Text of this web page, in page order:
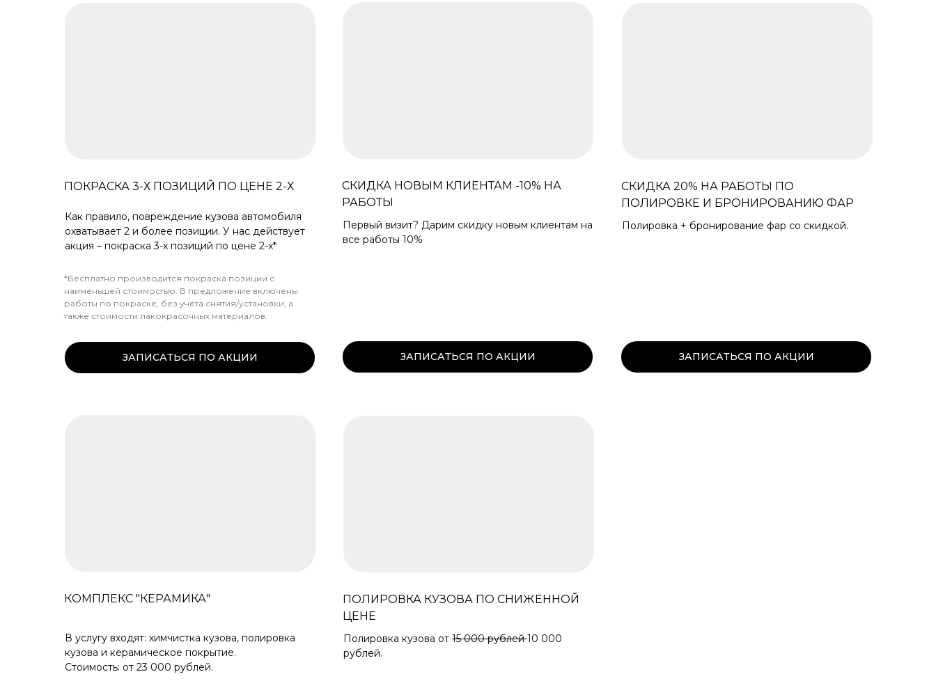
ЗАПИСАТЬСЯ ПО АКЦИИ
СКИДКА НОВЫМ КЛИЕНТАМ -10% НА
РАБОТЫ
Первый визит? Дарим скидку новым клиентам на
все работы 10%
ЗАПИСАТЬСЯ ПО АКЦИИ
ПОЛИРОВКА КУЗОВА ПО СНИЖЕННОЙ
ЦЕНЕ
Полировка кузова от 15 000 рублей10 000
рублей.
СКИДКА 20% НА РАБОТЫ ПО
ПОЛИРОВКЕ И БРОНИРОВАНИЮ ФАР
Полировка + бронирование фар со скидкой.
КОМПЛЕКС "КЕРАМИКА"
В услугу входят: химчистка кузова, полировка
кузова и керамическое покрытие.
Стоимость: от 23 000 рублей.
ПОКРАСКА 3-Х ПОЗИЦИЙ ПО ЦЕНЕ 2-Х
*Бесплатно производится покраска позиции с
наименьшей стоимостью. В предложение включены
работы по покраске, без учёта снятия/установки, а
также стоимости лакокрасочных материалов.
Как правило, повреждение кузова автомобиля
охватывает 2 и более позиции. У нас действует
акция – покраска 3-х позиций по цене 2-х*
ЗАПИСАТЬСЯ ПО АКЦИИ